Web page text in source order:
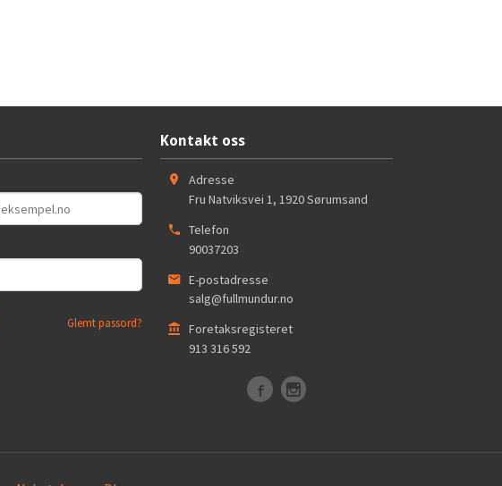
Glemt passord?
Kontakt oss
Adresse
Fru Natviksvei 1, 1920Sørumsand
Telefon
90037203
E-postadresse
salg@fullmundur.no
Foretaksregisteret
913 316 592